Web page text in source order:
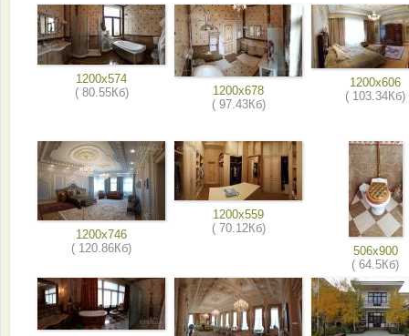
1200x574
( 80.55Кб)
1200x678
( 97.43Кб)
1200x606
( 103.34Кб)
1200x746
( 120.86Кб)
1200x559
( 70.12Кб)
506x900
( 64.5Кб)